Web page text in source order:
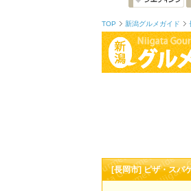
TOP 新潟グルメガイド
[長岡市] ピザ・スパ